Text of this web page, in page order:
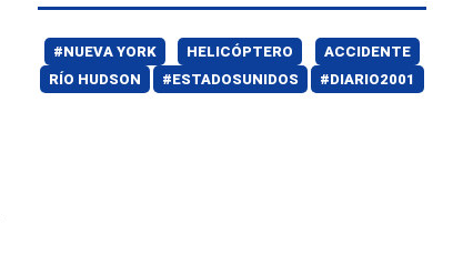
#NUEVA YORK HELICÓPTERO
ACCIDENTE
RÍO HUDSON
#ESTADOSUNIDOS #DIARIO2001